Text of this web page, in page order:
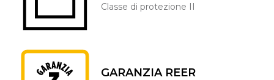
Classe di protezione II
GARANZIA REER